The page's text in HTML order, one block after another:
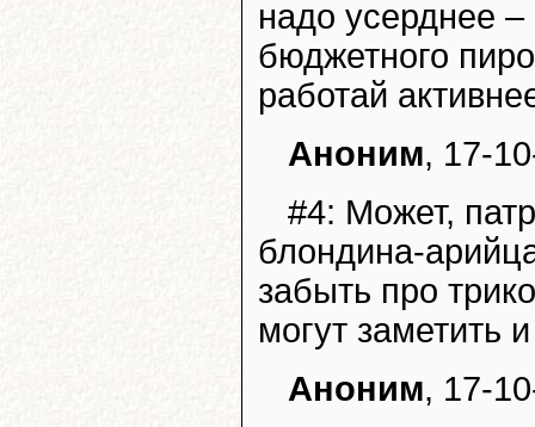
надо усерднее –
бюджетного
работай
Аноним, 17-
#4: Может,
блондина-
забыть про
могут заметить
Аноним, 17-